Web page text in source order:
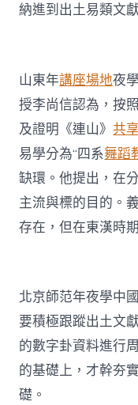
納進到出土易類文
山東年講座場地夜
授李尚信認為，按
及證明《連山》共
易學分為“四系舞蹈
缺環。他提出，在
主流與標的目的。
存在，但在東漢時
北京師范年夜學中
要積極跟蹤出土文
的數字卦資料進行
的基礎上，才幹夯
礎。